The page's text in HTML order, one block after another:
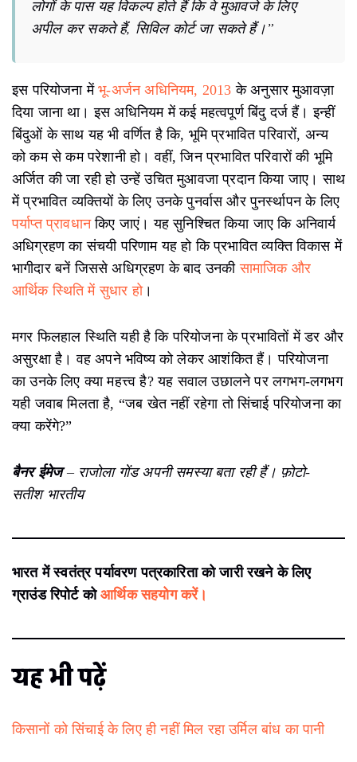
लोगों के पास यह विकल्प होते हैं कि वे मुआवजे के लिए
अपील कर सकते हैं, सिविल कोर्ट जा सकते हैं।”
इस परियोजना मेंभू-अर्जन अधिनियम, 2013 के अनुसार मुआवज़ा
दिया जाना था। इस अधिनियम में कई महत्वपूर्ण बिंदु दर्ज हैं। इन्हीं
बिंदुओं के साथ यह भी वर्णित है कि, भूमि प्रभावित परिवारों, अन्य
को कम से कम परेशानी हो।‌ वहीं, जिन‌ प्रभावित परिवारों की भूमि
अर्जित की जा रही हो उन्हें उचित मुआवजा प्रदान किया जाए। साथ
में प्रभावित व्यक्तियों के लिए उनके पुनर्वास और पुनर्स्थापन के लिए
पर्याप्त प्रावधानकिए जाएं। यह सुनिश्चित किया जाए कि अनिवार्य
अधिग्रहण का संचयी परिणाम यह हो कि प्रभावित व्यक्ति विकास में
भागीदार बनें जिससे अधिग्रहण के बाद उनकीसामाजिक और
आर्थिक स्थिति में सुधार हो।
मगर फिलहाल स्थिति यही है कि परियोजना के प्रभावितों में डर और
असुरक्षा है। वह अपने भविष्य को लेकर आशंकित हैं। परियोजना
का उनके लिए क्या महत्त्व है? यह सवाल उछालने पर लगभग-लगभग
यही जवाब मिलता है, “जब खेत नहीं रहेगा तो सिंचाई परियोजना का
क्या करेंगे?”
बैनर ईमेज– राजोला गोंड अपनी समस्या बता रही हैं। फ़ोटो-
सतीश भारतीय
भारत में स्वतंत्र पर्यावरण पत्रकारिता को जारी रखने के लिए
ग्राउंड रिपोर्ट कोआर्थिक सहयोग करें।
यह भी पढ़ें
किसानों को सिंचाई के लिए ही नहीं मिल रहा उर्मिल बांध का पानी